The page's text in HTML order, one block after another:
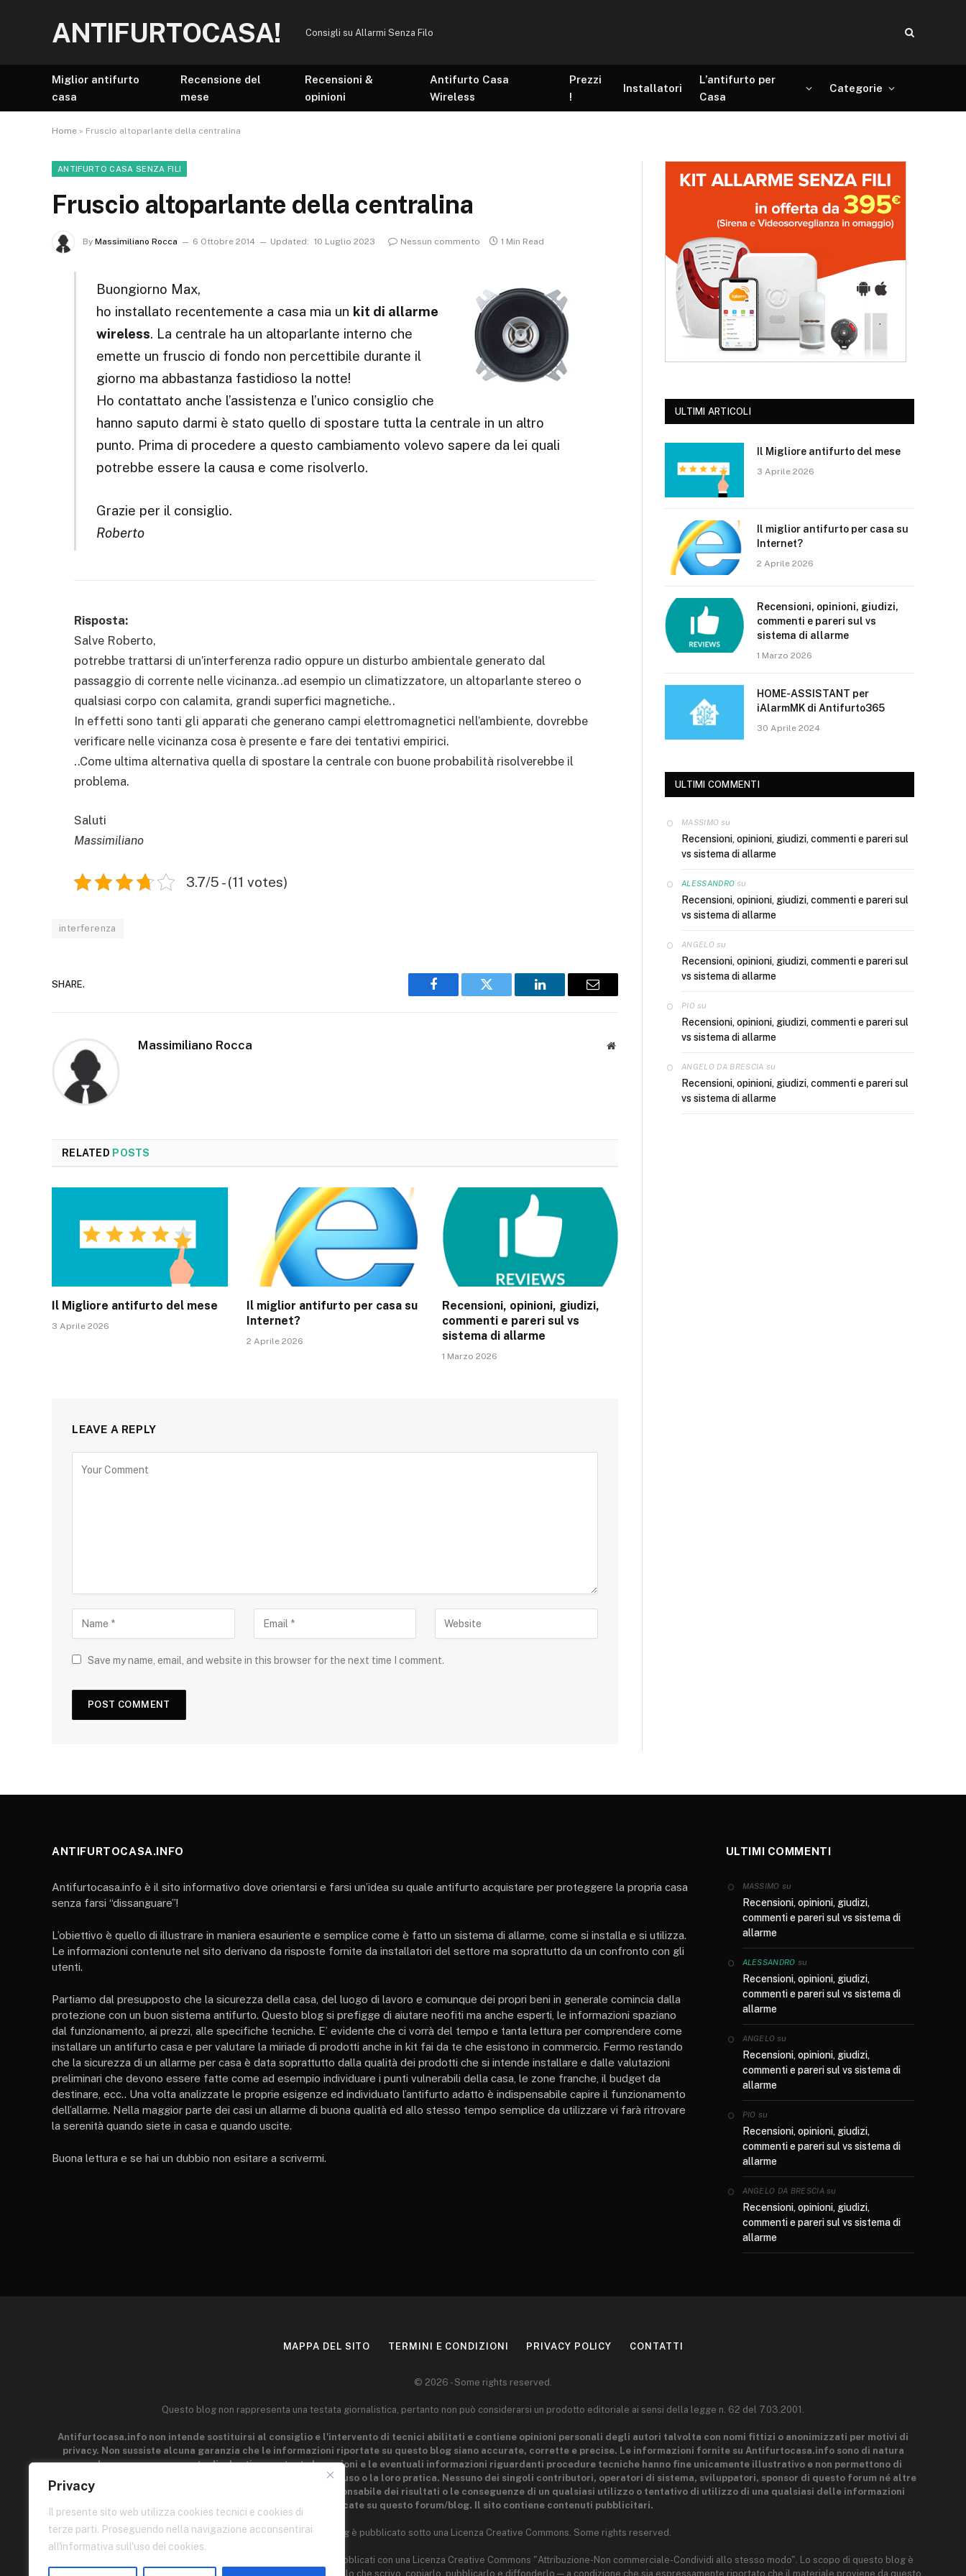
Privacy
Il presente sito web utilizza cookies tecnici e cookies di
terze parti. Proseguendo nella navigazione acconsentirai
all'informativa sull'uso dei cookies.
ANTIFURTOCASA! Consigli su Allarmi Senza Filo
Miglior antifurto
casa
Recensione del
mese
Recensioni &
opinioni
Antifurto Casa
Wireless
Prezzi
!
Installatori
L’antifurto per
Casa
Categorie
Home » Fruscio altoparlante della centralina
ANTIFURTO CASA SENZA FILI
Fruscio altoparlante della centralina
By Massimiliano Rocca 6 Ottobre 2014 Updated: 10 Luglio 2023 Nessun commento 1 Min Read
Buongiorno Max,
ho installato recentemente a casa mia un kit di allarme
wireless. La centrale ha un altoparlante interno che
emette un fruscio di fondo non percettibile durante il
giorno ma abbastanza fastidioso la notte!
Ho contattato anche l’assistenza e l’unico consiglio che
hanno saputo darmi è stato quello di spostare tutta la centrale in un altro
punto. Prima di procedere a questo cambiamento volevo sapere da lei quali
potrebbe essere la causa e come risolverlo.
Grazie per il consiglio.
Roberto
Risposta:
Salve Roberto,
potrebbe trattarsi di un’interferenza radio oppure un disturbo ambientale generato dal
passaggio di corrente nelle vicinanza..ad esempio un climatizzatore, un altoparlante stereo o
qualsiasi corpo con calamita, grandi superfici magnetiche..
In effetti sono tanti gli apparati che generano campi elettromagnetici nell’ambiente, dovrebbe
verificare nelle vicinanza cosa è presente e fare dei tentativi empirici.
..Come ultima alternativa quella di spostare la centrale con buone probabilità risolverebbe il
problema.
Saluti
Massimiliano
3.7/5 - (11 votes)
interferenza
SHARE.
Facebook Twitter LinkedIn Email
Massimiliano Rocca Website
RELATED POSTS
Il Migliore antifurto del mese
3 Aprile 2026
Il miglior antifurto per casa su
Internet?
2 Aprile 2026
Recensioni, opinioni, giudizi,
commenti e pareri sul vs
sistema di allarme
1 Marzo 2026
LEAVE A REPLY
Save my name, email, and website in this browser for the next time I comment.
ULTIMI ARTICOLI
Il Migliore antifurto del mese
3 Aprile 2026
Il miglior antifurto per casa su
Internet?
2 Aprile 2026
Recensioni, opinioni, giudizi,
commenti e pareri sul vs
sistema di allarme
1 Marzo 2026
HOME-ASSISTANT per
iAlarmMK di Antifurto365
30 Aprile 2024
ULTIMI COMMENTI
MASSIMO su
Recensioni, opinioni, giudizi, commenti e pareri sul
vs sistema di allarme
ALESSANDRO su
Recensioni, opinioni, giudizi, commenti e pareri sul
vs sistema di allarme
ANGELO su
Recensioni, opinioni, giudizi, commenti e pareri sul
vs sistema di allarme
PIO su
Recensioni, opinioni, giudizi, commenti e pareri sul
vs sistema di allarme
ANGELO DA BRESCIA su
Recensioni, opinioni, giudizi, commenti e pareri sul
vs sistema di allarme
ANTIFURTOCASA.INFO
Antifurtocasa.info è il sito informativo dove orientarsi e farsi un’idea su quale antifurto acquistare per proteggere la propria casa
senza farsi “dissanguare”!
L’obiettivo è quello di illustrare in maniera esauriente e semplice come è fatto un sistema di allarme, come si installa e si utilizza.
Le informazioni contenute nel sito derivano da risposte fornite da installatori del settore ma soprattutto da un confronto con gli
utenti.
Partiamo dal presupposto che la sicurezza della casa, del luogo di lavoro e comunque dei propri beni in generale comincia dalla
protezione con un buon sistema antifurto. Questo blog si prefigge di aiutare neofiti ma anche esperti, le informazioni spaziano
dal funzionamento, ai prezzi, alle specifiche tecniche. E’ evidente che ci vorrà del tempo e tanta lettura per comprendere come
installare un antifurto casa e per valutare la miriade di prodotti anche in kit fai da te che esistono in commercio. Fermo restando
che la sicurezza di un allarme per casa è data soprattutto dalla qualità dei prodotti che si intende installare e dalle valutazioni
preliminari che devono essere fatte come ad esempio individuare i punti vulnerabili della casa, le zone franche, il budget da
destinare, ecc.. Una volta analizzate le proprie esigenze ed individuato l’antifurto adatto è indispensabile capire il funzionamento
dell’allarme. Nella maggior parte dei casi un allarme di buona qualità ed allo stesso tempo semplice da utilizzare vi farà ritrovare
la serenità quando siete in casa e quando uscite.
Buona lettura e se hai un dubbio non esitare a scrivermi.
ULTIMI COMMENTI
MASSIMO su
Recensioni, opinioni, giudizi,
commenti e pareri sul vs sistema di
allarme
ALESSANDRO su
Recensioni, opinioni, giudizi,
commenti e pareri sul vs sistema di
allarme
ANGELO su
Recensioni, opinioni, giudizi,
commenti e pareri sul vs sistema di
allarme
PIO su
Recensioni, opinioni, giudizi,
commenti e pareri sul vs sistema di
allarme
ANGELO DA BRESCIA su
Recensioni, opinioni, giudizi,
commenti e pareri sul vs sistema di
allarme
MAPPA DEL SITO TERMINI E CONDIZIONI PRIVACY POLICY CONTATTI
© 2026 - Some rights reserved.
Questo blog non rappresenta una testata giornalistica, pertanto non può considerarsi un prodotto editoriale ai sensi della legge n. 62 del 7.03.2001.
Antifurtocasa.info non intende sostituirsi al consiglio e l'intervento di tecnici abilitati e contiene opinioni personali degli autori talvolta con nomi fittizi o anonimizzati per motivi di
privacy. Non sussiste alcuna garanzia che le informazioni riportate su questo blog siano accurate, corrette e precise. Le informazioni fornite su Antifurtocasa.info sono di natura
generale e a scopo puramente divulgativo, pertanto le nozioni e le eventuali informazioni riguardanti procedure tecniche hanno fine unicamente illustrativo e non permettono di
acquisire la manualità e l'esperienza indispensabili per il loro uso o la loro pratica. Nessuno dei singoli contributori, operatori di sistema, sviluppatori, sponsor di questo forum né altre
parti connesse a Antifurtocasa.info può esser ritenuto responsabile dei risultati o le conseguenze di un qualsiasi utilizzo o tentativo di utilizzo di una qualsiasi delle informazioni
pubblicate su questo forum/blog. Il sito contiene contenuti pubblicitari.
Questo blog è pubblicato sotto una Licenza Creative Commons. Some rights reserved.
I contenuti di queste pagine sono di proprietà dell'autore e sono pubblicati con una Licenza Creative Commons "Attribuzione-Non commerciale-Condividi allo stesso modo". Lo scopo di questo blog è
quello di condividere informazioni, quindi siete liberi di prendere quello che scrivo, copiarlo, pubblicarlo e diffonderlo — a condizione che sia espressamente riportato che il materiale proviene da questo